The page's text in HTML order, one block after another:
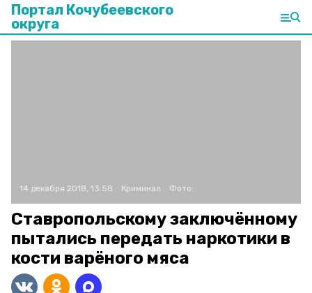
Портал Кочубеевского
округа
14 декабря 2018, 13:58 Криминал Фото:
Ставропольскому заключённому
пытались передать наркотики в
кости варёного мяса